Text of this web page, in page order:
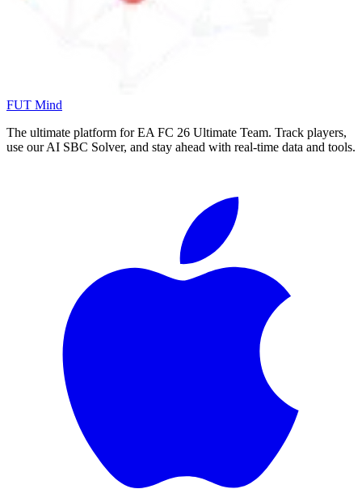
FUT Mind
The ultimate platform for EA FC 26 Ultimate Team. Track players,
use our AI SBC Solver, and stay ahead with real-time data and tools.